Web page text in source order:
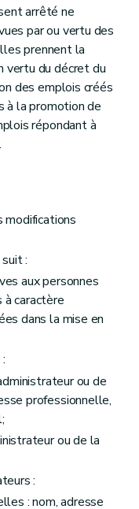
arrêté ne
par ou vertu des
prennent la
vertu du décret du
des emplois créés
à la promotion de
répondant à
modifications
:
aux personnes
caractère
dans la mise en
ou de
professionnelle,
ou de la
:
: nom, adresse